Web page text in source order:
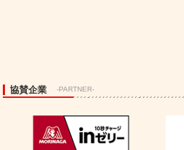
協賛企業 -PARTNER-